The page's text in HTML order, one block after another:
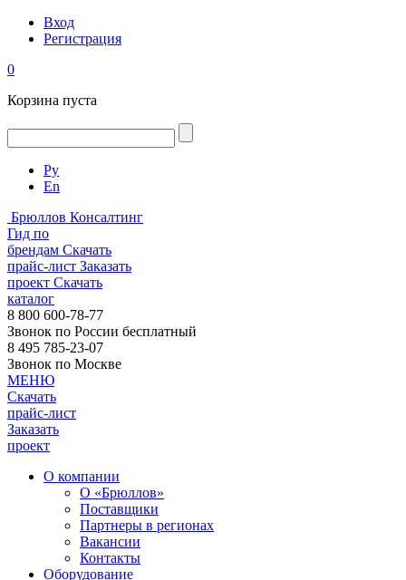
Вход
Регистрация
0
Корзина пуста
Ру
En
Брюллов Консалтинг
Гид по
брендам Скачать
прайс-лист Заказать
проект Скачать
каталог
8 800 600-78-77
Звонок по России бесплатный
8 495 785-23-07
Звонок по Москве
МЕНЮ
Скачать
прайс-лист
Заказать
проект
О компании
О «Брюллов»
Поставщики
Партнеры в регионах
Вакансии
Контакты
Оборудование